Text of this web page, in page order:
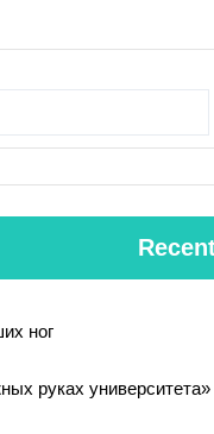
ног
руках университета»